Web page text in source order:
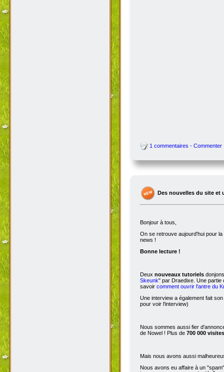
1 commentaires - Commenter
Des nouvelles du site
Bonjour à tous,
On se retrouve aujourd'hui pour
news !
Bonne lecture !
Deux nouveaux tutoriels
Skeunk" par Draedixe. Une partie
savoir comment ouvrir l'antre du
Une interview a également fait
pour voir l'interview)
Nous sommes aussi fier
de Nowel ! Plus de 700 000 visites
Mais nous avons aussi
Nous avons eu affaire à un